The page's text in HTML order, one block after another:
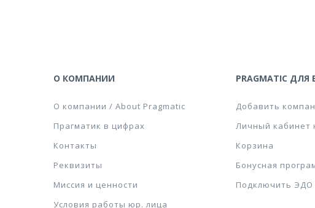
О КОМПАНИИ
О компании / About Pragmatic
Прагматик в цифрах
Контакты
Реквизиты
Миссия и ценности
Условия работы юр. лица
PRAGMATIC ДЛЯ
Добавить
Личный кабинет
Корзина
Бонусная
Подключить ЭДО